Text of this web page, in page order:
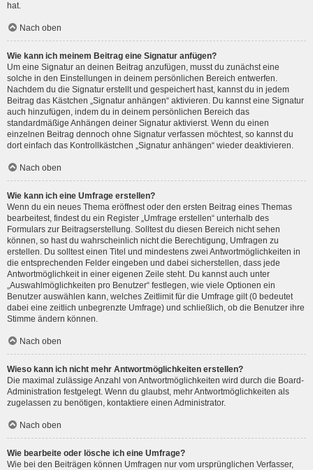
hat.
Nach oben
Wie kann ich meinem Beitrag eine Signatur anfügen?
Um eine Signatur an deinen Beitrag anzufügen, musst du zunächst eine
solche in den Einstellungen in deinem persönlichen Bereich entwerfen.
Nachdem du die Signatur erstellt und gespeichert hast, kannst du in jedem
Beitrag das Kästchen „Signatur anhängen“ aktivieren. Du kannst eine Signatur
auch hinzufügen, indem du in deinem persönlichen Bereich das
standardmäßige Anhängen deiner Signatur aktivierst. Wenn du einen
einzelnen Beitrag dennoch ohne Signatur verfassen möchtest, so kannst du
dort einfach das Kontrollkästchen „Signatur anhängen“ wieder deaktivieren.
Nach oben
Wie kann ich eine Umfrage erstellen?
Wenn du ein neues Thema eröffnest oder den ersten Beitrag eines Themas
bearbeitest, findest du ein Register „Umfrage erstellen“ unterhalb des
Formulars zur Beitragserstellung. Solltest du diesen Bereich nicht sehen
können, so hast du wahrscheinlich nicht die Berechtigung, Umfragen zu
erstellen. Du solltest einen Titel und mindestens zwei Antwortmöglichkeiten in
die entsprechenden Felder eingeben und dabei sicherstellen, dass jede
Antwortmöglichkeit in einer eigenen Zeile steht. Du kannst auch unter
„Auswahlmöglichkeiten pro Benutzer“ festlegen, wie viele Optionen ein
Benutzer auswählen kann, welches Zeitlimit für die Umfrage gilt (0 bedeutet
dabei eine zeitlich unbegrenzte Umfrage) und schließlich, ob die Benutzer ihre
Stimme ändern können.
Nach oben
Wieso kann ich nicht mehr Antwortmöglichkeiten erstellen?
Die maximal zulässige Anzahl von Antwortmöglichkeiten wird durch die Board-
Administration festgelegt. Wenn du glaubst, mehr Antwortmöglichkeiten als
zugelassen zu benötigen, kontaktiere einen Administrator.
Nach oben
Wie bearbeite oder lösche ich eine Umfrage?
Wie bei den Beiträgen können Umfragen nur vom ursprünglichen Verfasser,